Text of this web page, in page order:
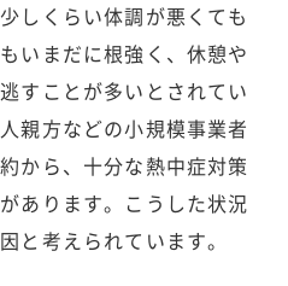
しくらい体調が悪くても
いまだに根強く、休憩や
すことが多いとされてい
親方などの小規模事業者
から、十分な熱中症対策
あります。こうした状況
と考えられています。